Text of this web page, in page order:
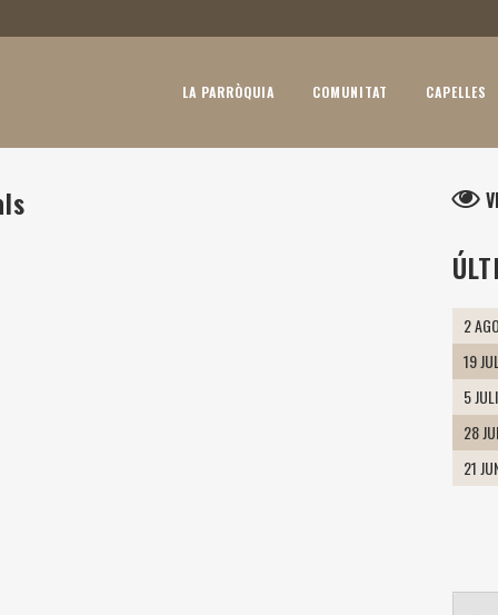
LA PARRÒQUIA COMUNITAT CAPELLES
2
19
5
28
21